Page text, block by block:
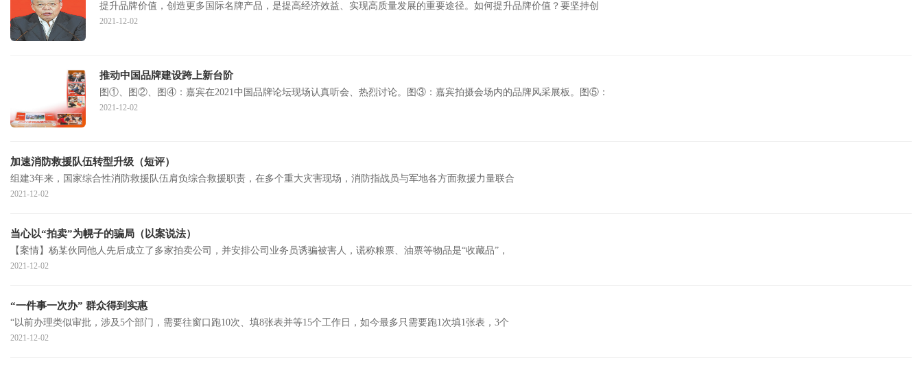
提升品牌价值，创造更多国际名牌产品，是提高经济效益、实现高质量发展的重要途径。如何提升品牌价值？要坚持创
2021-12-02
推动中国品牌建设跨上新台阶
图①、图②、图④：嘉宾在2021中国品牌论坛现场认真听会、热烈讨论。图③：嘉宾拍摄会场内的品牌风采展板。图⑤：
2021-12-02
加速消防救援队伍转型升级（短评）
组建3年来，国家综合性消防救援队伍肩负综合救援职责，在多个重大灾害现场，消防指战员与军地各方面救援力量联合
2021-12-02
当心以“拍卖”为幌子的骗局（以案说法）
【案情】杨某伙同他人先后成立了多家拍卖公司，并安排公司业务员诱骗被害人，谎称粮票、油票等物品是“收藏品”，
2021-12-02
“一件事一次办” 群众得到实惠
“以前办理类似审批，涉及5个部门，需要往窗口跑10次、填8张表并等15个工作日，如今最多只需要跑1次填1张表，3个
2021-12-02